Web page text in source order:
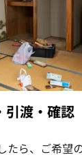
引渡・確認
たら、ご希望